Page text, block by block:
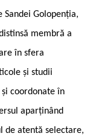
Golopenția,
membră a
în sfera
și studii
coordonate în
aparținând
de atentă selectare,